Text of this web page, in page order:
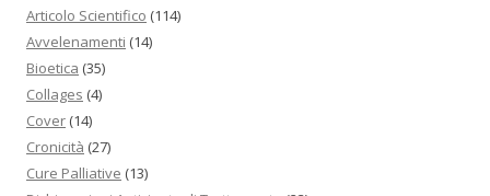
Articolo Scientifico (114)
Avvelenamenti (14)
Bioetica (35)
Collages (4)
Cover (14)
Cronicità (27)
Cure Palliative (13)